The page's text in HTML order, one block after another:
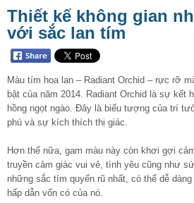
Thiết kế không gian
với sắc lan tím
Màu tím hoa lan – Radiant Orchid – rực rỡ
bật của năm 2014. Radiant Orchid là sự kết
hồng ngọt ngào. Đây là biểu tượng của trí
phú và sự kích thích thị giác.
Hơn thế nữa, gam màu này còn khơi gợi
truyền cảm giác vui vẻ, tình yêu cũng như
những sắc tím quyến rũ nhất, có thể dễ
hấp dẫn vốn có của nó.